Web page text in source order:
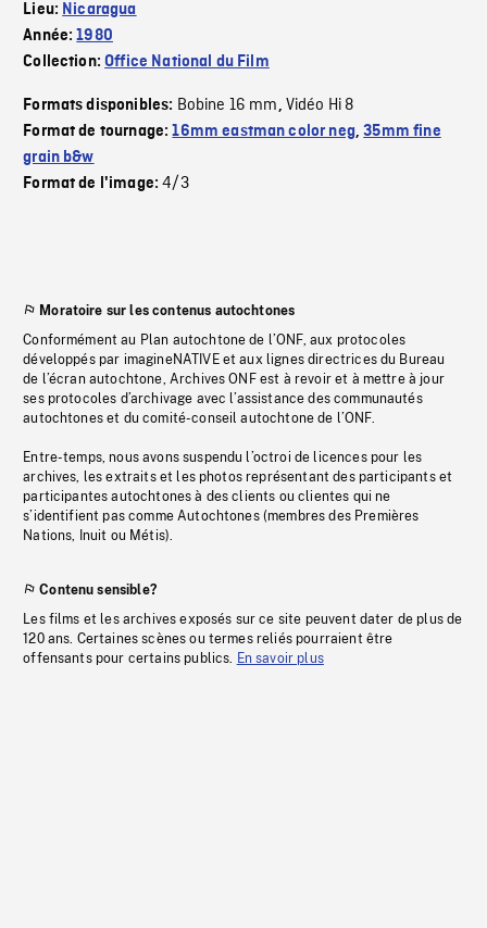
Lieu: Nicaragua
Année:1980
Collection:Office National du Film
Formats disponibles: Bobine 16 mm, Vidéo Hi 8
Format de tournage:16mm eastman color neg,35mm fine
grain b&w
Format de l'image:4/3
Moratoire sur les contenus autochtones
Conformément au Plan autochtone de l’ONF, aux protocoles
développés par imagineNATIVE et aux lignes directrices du Bureau
de l’écran autochtone, Archives ONF est à revoir et à mettre à jour
ses protocoles d’archivage avec l’assistance des communautés
autochtones et du comité-conseil autochtone de l’ONF.
Entre-temps, nous avons suspendu l’octroi de licences pour les
archives, les extraits et les photos représentant des participants et
participantes autochtones à des clients ou clientes qui ne
s’identifient pas comme Autochtones (membres des Premières
Nations, Inuit ou Métis).
Contenu sensible?
Les films et les archives exposés sur ce site peuvent dater de plus de
120 ans. Certaines scènes ou termes reliés pourraient être
offensants pour certains publics. En savoir plus